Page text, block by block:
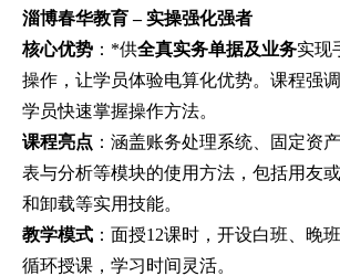
淄博春华教育 – 实操强化强者
核心优势 ：*供全真实务单据及业务实现
操作，让学员体验电算化优势。课程强
学员快速掌握操作方法。
课程亮点 ：涵盖账务处理系统、固定资
表与分析等模块的使用方法，包括用友
和卸载等实用技能。
教学模式 ：面授12课时，开设白班、晚
循环授课，学习时间灵活。